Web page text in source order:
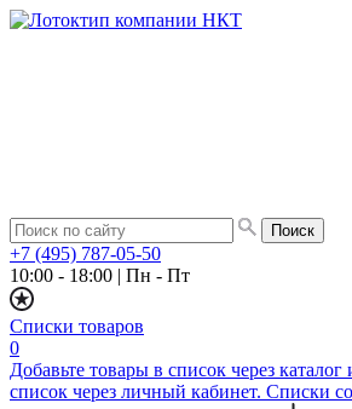
+7 (495) 787-05-50
10:00 - 18:00 | Пн - Пт
Списки товаров
0
Добавьте товары в список через
список через личный кабинет. Списки